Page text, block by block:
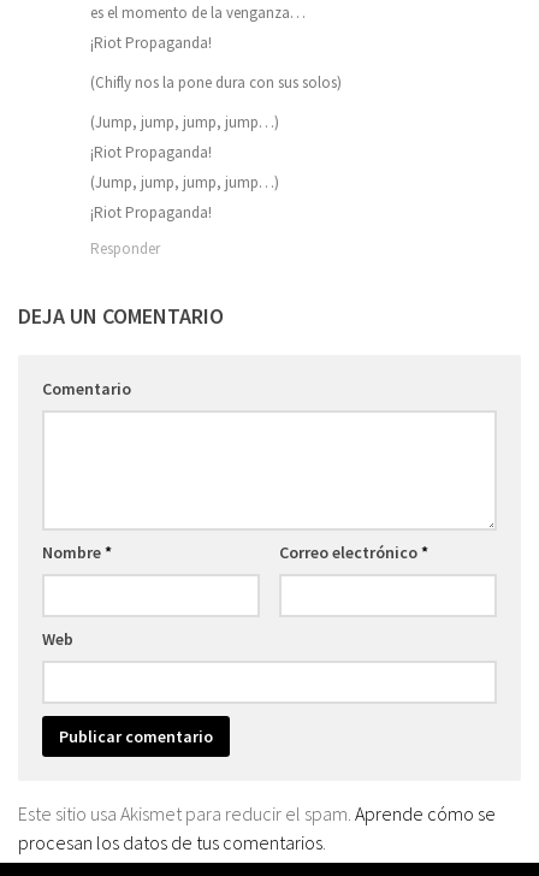
es el momento de la venganza…
¡Riot Propaganda!
(Chifly nos la pone dura con sus solos)
(Jump, jump, jump, jump…)
¡Riot Propaganda!
(Jump, jump, jump, jump…)
¡Riot Propaganda!
Responder
DEJA UN COMENTARIO
Comentario
Nombre* Correo electrónico*
Web
Este sitio usa Akismet para reducir el spam. Aprende cómo se
procesan los datos de tus comentarios